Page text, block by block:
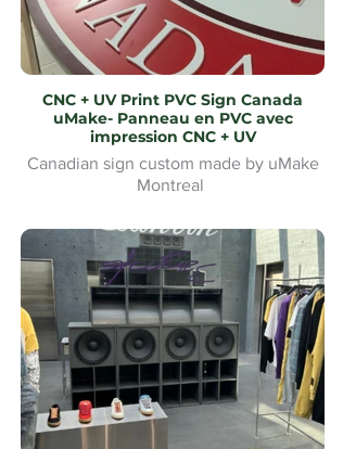
CNC + UV Print PVC Sign Canada
uMake- Panneau en PVC avec
impression CNC + UV
Canadian sign custom made by uMake
Montreal